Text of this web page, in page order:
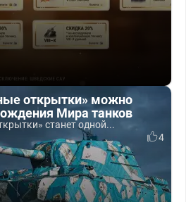
открытки» можно
Мира танков
станет одной...
4